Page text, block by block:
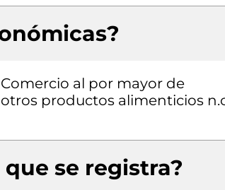
al por mayor de
productos alimenticios
se registra?